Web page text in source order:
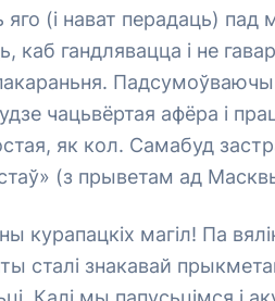
(і нават перадаць) пад
каб гандлявацца і не
чацьвёртая афёра і
як кол. Самабуд
(з прыветам ад
курапацкіх магіл! Па
сталі знакавай